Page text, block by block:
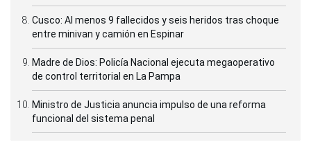
Cusco: Al menos 9 fallecidos y seis heridos tras choque
entre minivan y camión en Espinar
Madre de Dios: Policía Nacional ejecuta megaoperativo
de control territorial en La Pampa
Ministro de Justicia anuncia impulso de una reforma
funcional del sistema penal